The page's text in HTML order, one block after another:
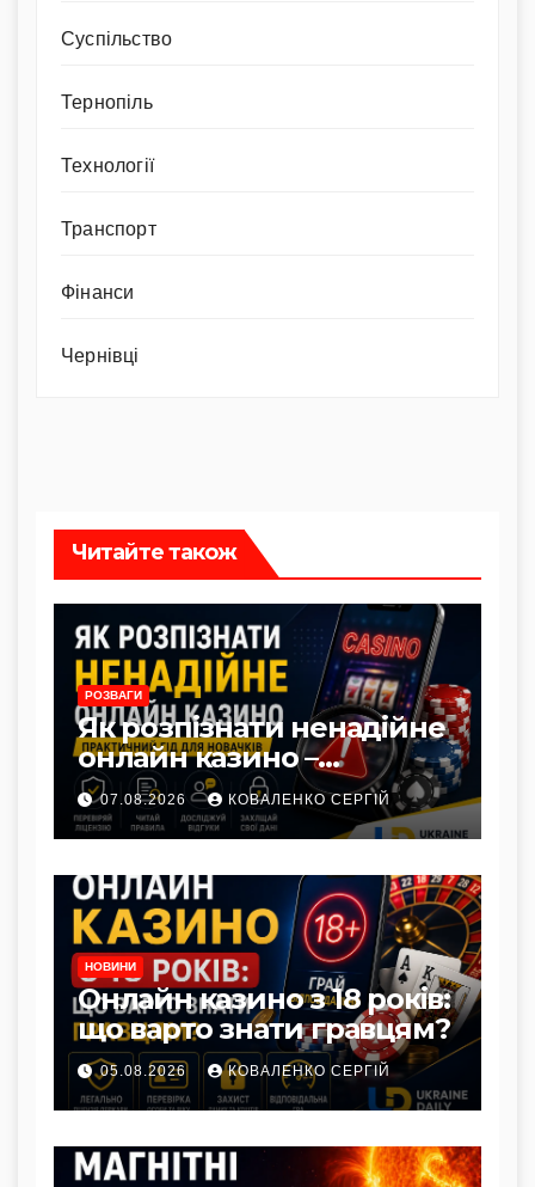
Суспільство
Тернопіль
Технології
Транспорт
Фінанси
Чернівці
Читайте також
РОЗВАГИ
Як розпізнати ненадійне
онлайн казино –
практичний гід для
новачків
07.08.2026 КОВАЛЕНКО СЕРГІЙ
НОВИНИ
Онлайн казино з 18 років:
що варто знати гравцям?
05.08.2026 КОВАЛЕНКО СЕРГІЙ